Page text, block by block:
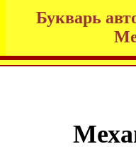
Букварь